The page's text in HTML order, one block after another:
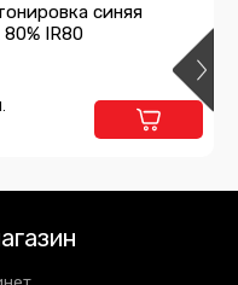
синяя
80% IR80